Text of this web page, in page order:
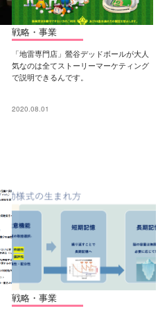
戦略・事業
「地雷専門店」鶯谷デッドボールが大人
気なのは全てストーリーマーケティング
で説明できるんです。
2020.08.01
戦略・事業